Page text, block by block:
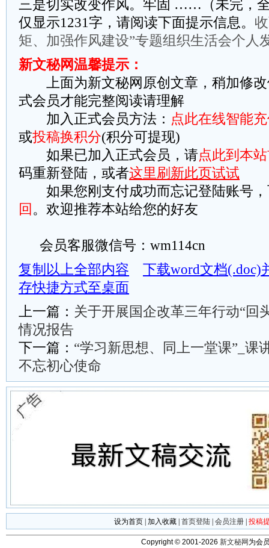
三是切实改变作风。牢固 ……（未完，
仅显示1231字，请阅读下面提示信息。
矩、加强作风建设”专题组织生活会个人
新文秘网温馨提示：
上面为新文秘网原创文章，稍加修改
式会员才能完整阅读请理解
加入正式会员方法： 点此在线智能
或投稿换积分(积分可提现)
如果已加入正式会员，请点此到本
码重新登陆，或者这里刷新此页试试
如果您刚支付成功而忘记登陆账号，
回 。欢迎推荐本站给您的好友
会员客服微信号：wm114cn
复制以上全部内容
下载word文档(.doc)
存快捷方式至桌面
上一篇： 关于开展国企改革三年行动“回
情况报告
下一篇： “学习新思想、同上一堂课”_课
不忘初心使命
设为首页 加入收藏 首页登陆 会员注册 投稿
Copyright © 2001-2026 新文秘网 为会